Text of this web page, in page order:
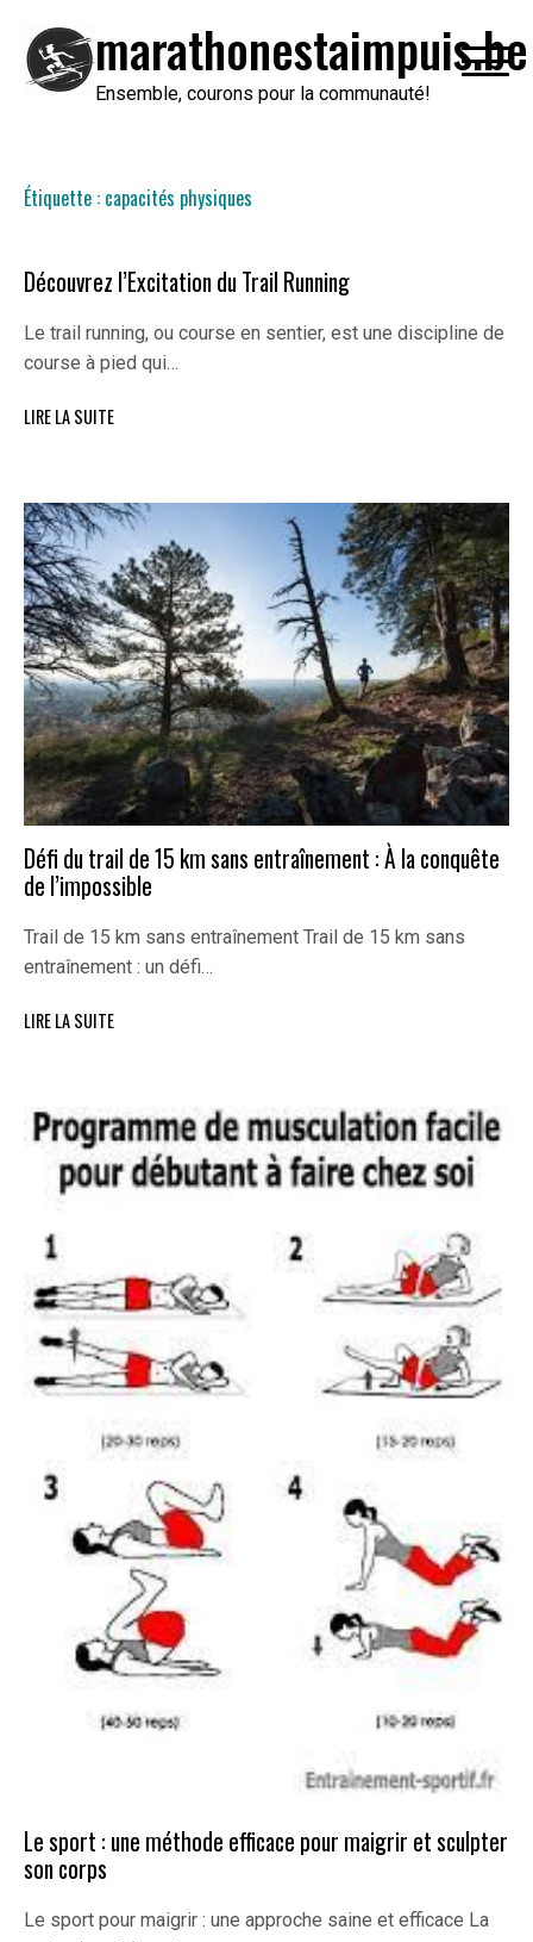
contenu
marathonestaimpuis.be
Ensemble, courons pour la communauté!
Étiquette : capacités physiques
Découvrez l’Excitation du Trail Running
Le trail running, ou course en sentier, est une discipline de
course à pied qui…
LIRE LA SUITE
Défi du trail de 15 km sans entraînement : À la conquête
de l’impossible
Trail de 15 km sans entraînement Trail de 15 km sans
entraînement : un défi…
LIRE LA SUITE
Le sport : une méthode efficace pour maigrir et sculpter
son corps
Le sport pour maigrir : une approche saine et efficace La